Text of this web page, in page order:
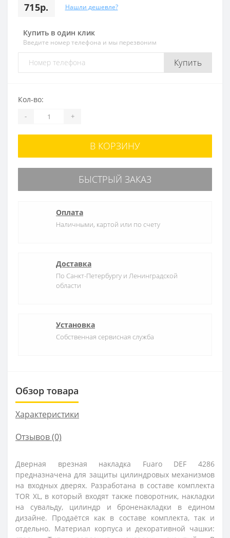
715р. Нашли дешевле?
Купить в один клик
Введите номер телефона и мы перезвоним
Купить
Кол-во:
- +
В КОРЗИНУ
БЫСТРЫЙ ЗАКАЗ
Оплата
Наличными, картой или по счету
Доставка
По Санкт-Петербургу и Ленинградской
области
Установка
Собственная сервисная служба
Обзор товара
Характеристики
Отзывов (0)
Дверная врезная накладка Fuaro DEF 4286
предназначена для защиты цилиндровых механизмов
на входных дверях. Разработана в составе комплекта
TOR XL, в который входят также поворотник, накладки
на сувальду, цилиндр и броненакладки в едином
дизайне. Продаётся как в составе комплекта, так и
отдельно. Материал корпуса и декоративной чашки: